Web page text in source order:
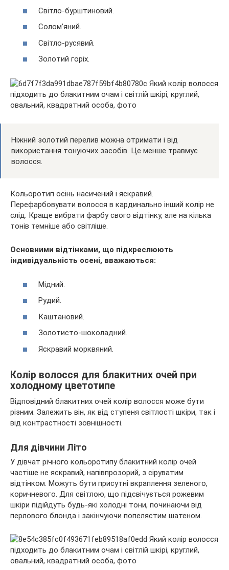
Світло-бурштиновий.
Солом’яний.
Світло-русявий.
Золотий горіх.
Ніжний золотий перелив можна отримати і від
використання тонуючих засобів. Це менше травмує
волосся.
Кольоротип осінь насичений і яскравий.
Перефарбовувати волосся в кардинально інший колір не
слід. Краще вибрати фарбу свого відтінку, але на кілька
тонів темніше або світліше.
Основними відтінками, що підкреслюють
індивідуальність осені, вважаються:
Мідний.
Рудий.
Каштановий.
Золотисто-шоколадний.
Яскравий морквяний.
Колір волосся для блакитних очей при
холодному цветотипе
Відповідний блакитних очей колір волосся може бути
різним. Залежить він, як від ступеня світлості шкіри, так і
від контрастності зовнішності.
Для дівчини Літо
У дівчат річного кольоротипу блакитний колір очей
частіше не яскравий, напівпрозорий, з сіруватим
відтінком. Можуть бути присутні вкраплення зеленого,
коричневого. Для світлою, що підсвічується рожевим
шкіри підійдуть будь-які холодні тони, починаючи від
перлового блонда і закінчуючи попелястим шатеном.